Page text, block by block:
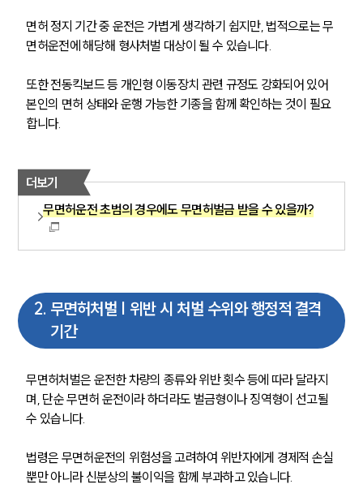
면허 정지 기간 중 운전은 가볍게 생각하기 쉽지만, 법적으로는 무
면허운전에 해당해 형사처벌 대상이 될 수 있습니다.
또한 전동킥보드 등 개인형 이동장치 관련 규정도 강화되어 있어
본인의 면허 상태와 운행 가능한 기종을 함께 확인하는 것이 필요
합니다.
더보기
무면허운전 초범의 경우에도 무면허벌금 받을 수 있을까?
2. 무면허처벌 | 위반 시 처벌 수위와 행정적 결격
기간
무면허처벌은 운전한 차량의 종류와 위반 횟수 등에 따라 달라지
며, 단순 무면허 운전이라 하더라도 벌금형이나 징역형이 선고될
수 있습니다.
법령은 무면허운전의 위험성을 고려하여 위반자에게 경제적 손실
뿐만 아니라 신분상의 불이익을 함께 부과하고 있습니다.